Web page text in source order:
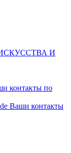
И
контакты по
Ваши контакты